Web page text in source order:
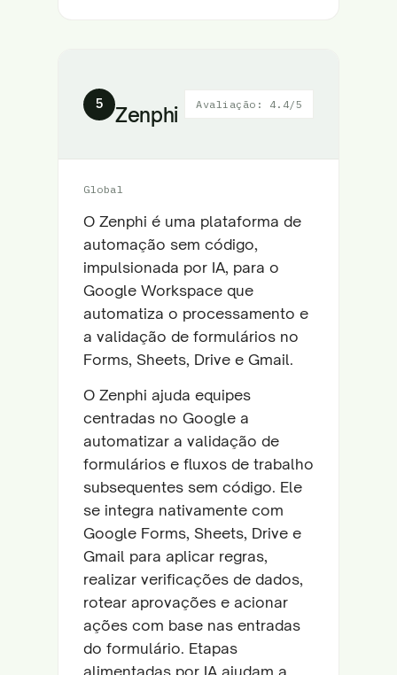
5 Zenphi Avaliação: 4.4/5
Global
O Zenphi é uma plataforma de
automação sem código,
impulsionada por IA, para o
Google Workspace que
automatiza o processamento e
a validação de formulários no
Forms, Sheets, Drive e Gmail.
O Zenphi ajuda equipes
centradas no Google a
automatizar a validação de
formulários e fluxos de trabalho
subsequentes sem código. Ele
se integra nativamente com
Google Forms, Sheets, Drive e
Gmail para aplicar regras,
realizar verificações de dados,
rotear aprovações e acionar
ações com base nas entradas
do formulário. Etapas
alimentadas por IA ajudam a